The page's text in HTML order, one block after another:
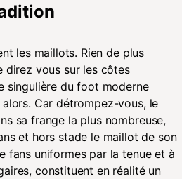
les maillots. Rien de plus
vous sur les côtes
singulière du foot moderne
Car détrompez-vous, le
sa frange la plus nombreuse,
et hors stade le maillot de son
fans uniformes par la tenue et à
constituent en réalité un